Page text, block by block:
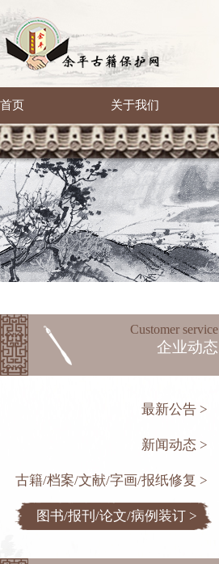
首页 关于我们
Customer service
企业动态
最新公告 >
新闻动态 >
古籍/档案/文献/字画/报纸修复 >
图书/报刊/论文/病例装订 >